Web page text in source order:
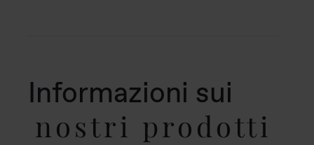
Informazioni sui
nostri prodotti